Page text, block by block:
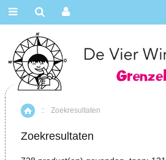
Home
:: Zoekresultaten
Zoekresultaten